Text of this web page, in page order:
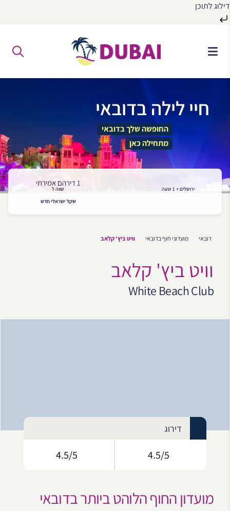
דילוג לתוכן
התוכן
חיי לילה בדובאי
החופשה שלך בדובאי
מתחילה כאן
ירושלים + 1 שעה
1 דירהם אמירתי
שווה ל
שקל ישראלי חדש
דובאי מועדוני חוף בדובאי וויט ביץ' קלאב
וויט ביץ' קלאב
White Beach Club
דירוג
4.5/5
4.5/5
מועדון החוף הלוהט ביותר בדובאי